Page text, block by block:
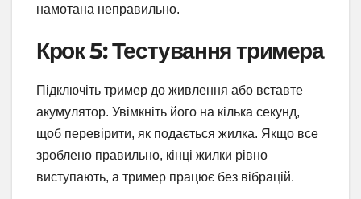
намотана неправильно.
Крок 5: Тестування тримера
Підключіть тример до живлення або вставте
акумулятор. Увімкніть його на кілька секунд,
щоб перевірити, як подається жилка. Якщо все
зроблено правильно, кінці жилки рівно
виступають, а тример працює без вібрацій.